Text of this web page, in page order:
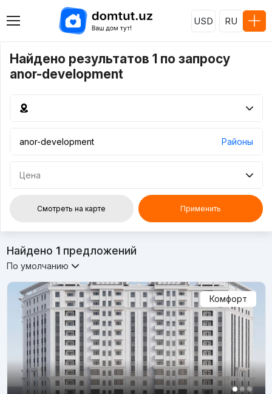
USD RU
Найдено результатов 1 по запросу
anor-development
Районы
Цена
Смотреть на карте Применить
Найдено 1предложений
По умолчанию
Комфорт